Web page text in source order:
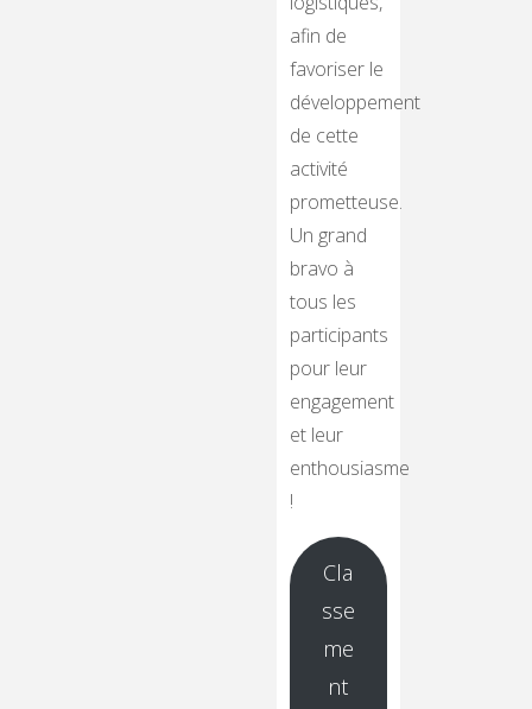
afin de
favoriser le
développement
de cette
activité
prometteuse.
Un grand
bravo à
tous les
participants
pour leur
engagement
et leur
enthousiasme
!
Cla
sse
me
nt